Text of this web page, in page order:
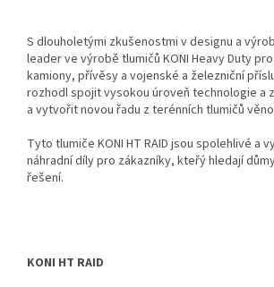
S dlouholetými zkušenostmi v designu a
leader ve výrobě tlumičů KONI Heavy Duty
kamiony, přívěsy a vojenské a železniční
rozhodl spojit vysokou úroveň technologie a
a vytvořit novou řadu z terénních tlumičů
Tyto tlumiče KONI HT RAID jsou spolehlivé a
náhradní díly pro zákazníky, kteřý hledají
řešení.
KONI HT RAID